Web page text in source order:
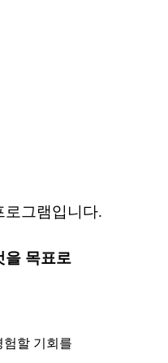
로그램입니다.
을 목표로
험할 기회를